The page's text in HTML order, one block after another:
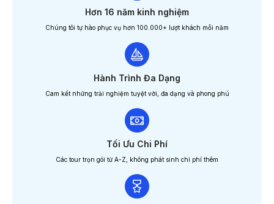
Hơn 16 năm kinh nghiệm
Chúng tôi tự hào phục vụ hơn 100.000+ lượt khách mỗi năm
Hành Trình Đa Dạng
Cam kết những trải nghiệm tuyệt vời, đa dạng và phong phú
Tối Ưu Chi Phí
Các tour trọn gói từ A-Z, không phát sinh chi phí thêm